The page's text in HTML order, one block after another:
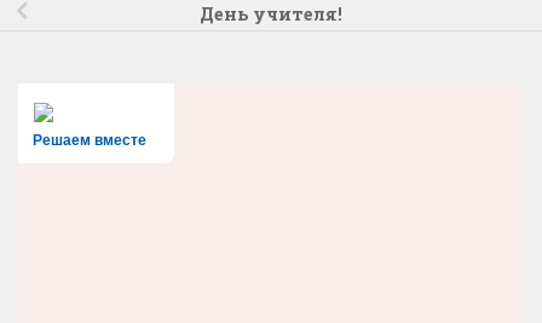
День учителя!
Решаем вместе